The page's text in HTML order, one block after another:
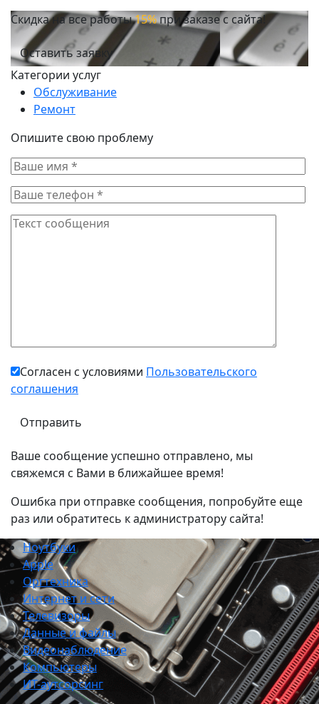
Скидка на все работы15%при заказе с сайта!
Оставить заявку
Категории услуг
Обслуживание
Ремонт
Опишите свою проблему
Согласен с условиями Пользовательского
соглашения
Ваше сообщение успешно отправлено, мы
свяжемся с Вами в ближайшее время!
Ошибка при отправке сообщения, попробуйте еще
раз или обратитесь к администратору сайта!
Ноутбуки
Apple
Оргтехника
Интернет и сети
Телевизоры
Данные и файлы
Видеонаблюдение
Компьютеры
ИТ-аутсорсинг